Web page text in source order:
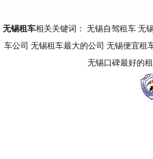
无锡租车相关关键词： 无锡自驾租车 无
车公司 无锡租车最大的公司 无锡便宜租
无锡口碑最好的